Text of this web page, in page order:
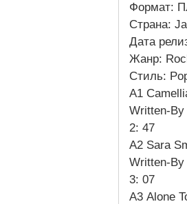
Формат:
Страна:
Дата
Жанр:
Стиль:
A1
Written-By
2: 47
A2 Sara
Written-By
3: 07
A3 Alone